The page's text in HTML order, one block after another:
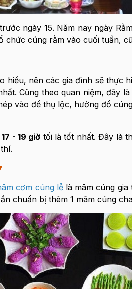
ngày 15. Năm nay ngày
chức cúng rằm vào cuối tuần,
hiếu, nên các gia đình sẽ thực
Cũng theo quan niệm, đây
vào để thụ lộc, hưởng đồ
17 - 19 giờ tối là tốt nhất. Đây là
cơm cúng lễlà mâm cúng gia
chuẩn bị thêm 1 mâm cúng